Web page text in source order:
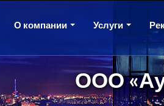
О компании Услуги
ООО